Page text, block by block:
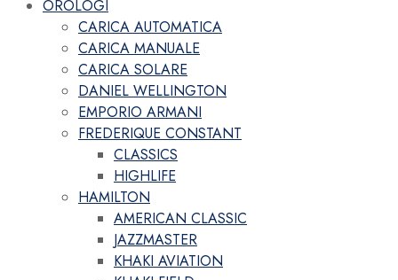
OROLOGI
CARICA AUTOMATICA
CARICA MANUALE
CARICA SOLARE
DANIEL WELLINGTON
EMPORIO ARMANI
FREDERIQUE CONSTANT
CLASSICS
HIGHLIFE
HAMILTON
AMERICAN CLASSIC
JAZZMASTER
KHAKI AVIATION